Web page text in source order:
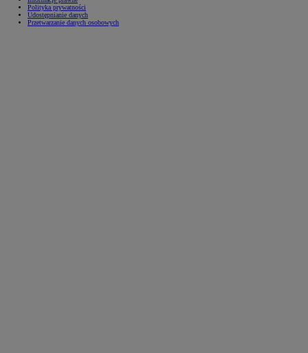
Polityka prywatności
Udostępnianie danych
Przetwarzanie danych osobowych